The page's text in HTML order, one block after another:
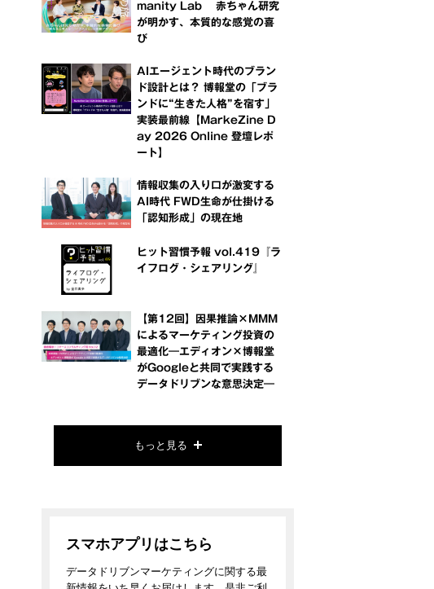
manity Lab 赤ちゃん研究
が明かす、本質的な感覚の喜
び
AIエージェント時代のブラン
ド設計とは？ 博報堂の「ブラ
ンドに“生きた人格”を宿す」
実装最前線【MarkeZine D
ay 2026 Online 登壇レポ
ート】
情報収集の入り口が激変する
AI時代 FWD生命が仕掛ける
「認知形成」の現在地
ヒット習慣予報 vol.419『ラ
イフログ・シェアリング』
【第12回】因果推論×MMM
によるマーケティング投資の
最適化―エディオン×博報堂
がGoogleと共同で実践する
データドリブンな意思決定―
もっと見る
スマホアプリはこちら
データドリブンマーケティングに関する最